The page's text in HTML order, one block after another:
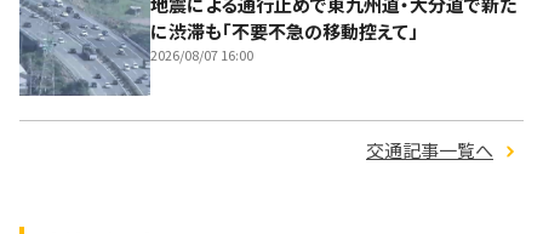
に渋滞も「不要不急の移動控えて」
2026/08/07 16:00
交通記事一覧へ